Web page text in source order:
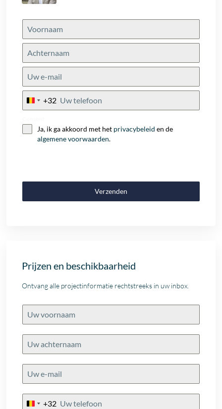
Belgium
+32
Ja, ik ga akkoord met het privacybeleid en de
algemene voorwaarden.
Verzenden
Prijzen en beschikbaarheid
Ontvang alle projectinformatie rechtstreeks in uw inbox.
Belgium
+32